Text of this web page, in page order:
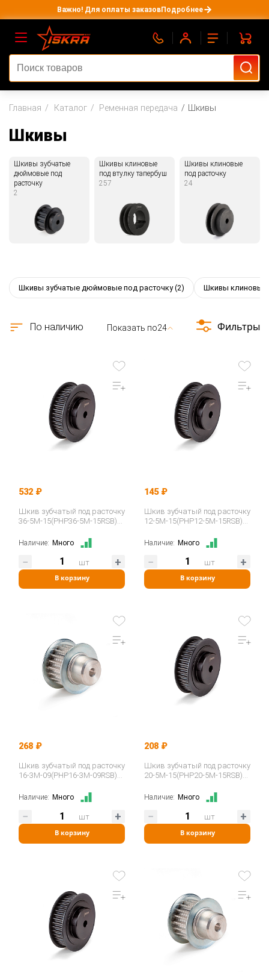
Важно! Для оплаты заказовПодробнее
Главная Каталог Ременная передача Шкивы
Шкивы
Шкивы зубчатые
дюймовые под
расточку
2
Шкивы клиновые
под втулку тапербуш
257
Шкивы клиновые
под расточку
24
Шкивы зубчатые дюймовые под расточку(2) Шкивы клиновые
Показать по24
По наличию Фильтры
532 ₽
Шкив зубчатый под расточку
36-5M-15(PHP36-5M-15RSB)
Наличие: Много
В корзину
шт
145 ₽
Шкив зубчатый под расточку
12-5M-15(PHP12-5M-15RSB)
Наличие: Много
В корзину
шт
268 ₽
Шкив зубчатый под расточку
16-3M-09(PHP16-3M-09RSB)
Наличие: Много
В корзину
шт
208 ₽
Шкив зубчатый под расточку
20-5M-15(PHP20-5M-15RSB)
Наличие: Много
В корзину
шт